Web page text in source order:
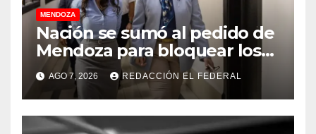
MENDOZA
Nación se sumó al pedido de
Mendoza para bloquear los
celulares en las cárceles de
la provincia
AGO 7, 2026 REDACCIÓN EL FEDERAL